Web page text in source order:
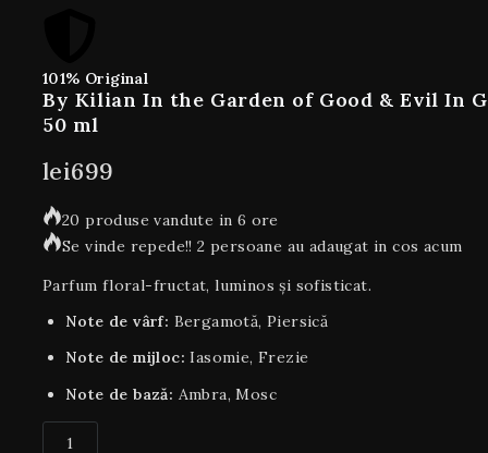
101% Original
By Kilian In the Garden of Good & Evil In
50 ml
lei699
20 produse vandute in 6 ore
Se vinde repede!! 2 persoane au adaugat in cos acum
Parfum floral-fructat, luminos și sofisticat.
Note de vârf: Bergamotă, Piersică
Note de mijloc: Iasomie, Frezie
Note de bază: Ambra, Mosc